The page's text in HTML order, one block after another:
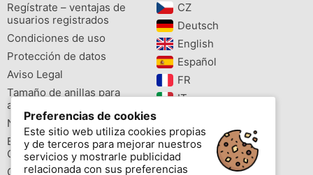
Regístrate – ventajas de
usuarios registrados
Condiciones de uso
Protección de datos
Aviso Legal
Tamaño de anillas para
aves
Newsletter
Buscador de especies
Cites
Colores de las anillas
CZ‎
Deutsch‎
English‎
Español‎
FR‎
IT‎
PL‎
PT‎
Preferencias de cookies
Este sitio web utiliza cookies propias
y de terceros para mejorar nuestros
servicios y mostrarle publicidad
relacionada con sus preferencias